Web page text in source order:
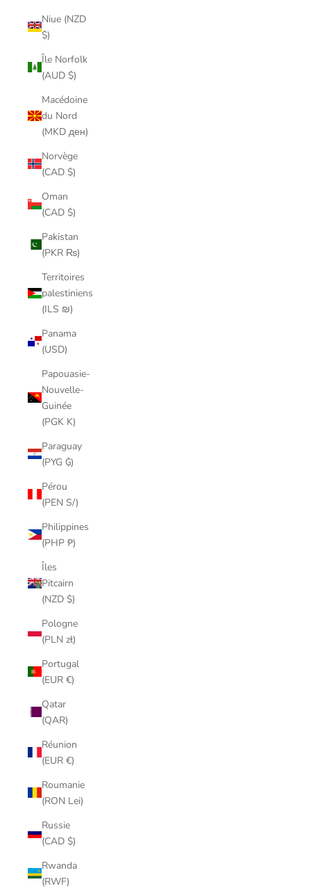
Niue (NZD
$)
Île Norfolk
(AUD $)
Macédoine
du Nord
(MKD ден)
Norvège
(CAD $)
Oman
(CAD $)
Pakistan
(PKR ₨)
Territoires
palestiniens
(ILS ₪)
Panama
(USD)
Papouasie-
Nouvelle-
Guinée
(PGK K)
Paraguay
(PYG ₲)
Pérou
(PEN S/)
Philippines
(PHP ₱)
Îles
Pitcairn
(NZD $)
Pologne
(PLN zł)
Portugal
(EUR €)
Qatar
(QAR)
Réunion
(EUR €)
Roumanie
(RON Lei)
Russie
(CAD $)
Rwanda
(RWF)